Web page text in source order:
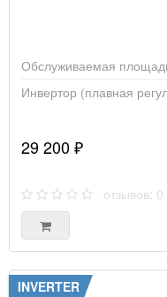
ELECTROLUX
ENERGOLUX
FERRUM
FUJITSU
Обслуживаемая
Инвертор (плавная
29 200 ₽
отзывов: 0
INVERTER